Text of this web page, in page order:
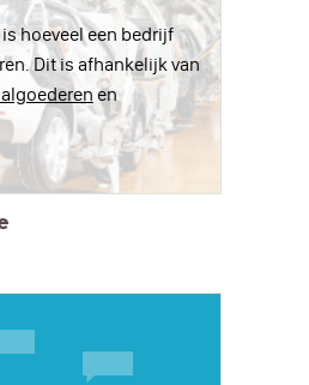
hoeveel een bedrijf
Dit is afhankelijk van
en